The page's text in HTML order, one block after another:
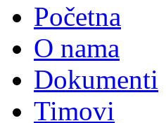
Početna
O nama
Dokumenti
Timovi